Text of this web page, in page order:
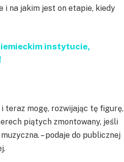
i na jakim jest on etapie, kiedy
instytucie,
i teraz mogę, rozwijając tę figurę,
piątych zmontowany, jeśli
– podaje do publicznej